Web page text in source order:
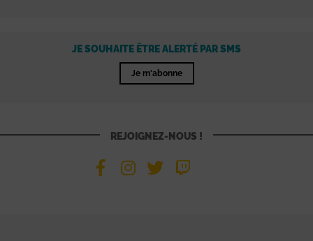
JE SOUHAITE ÊTRE ALERTÉ PAR SMS
Je m'abonne
REJOIGNEZ-NOUS !